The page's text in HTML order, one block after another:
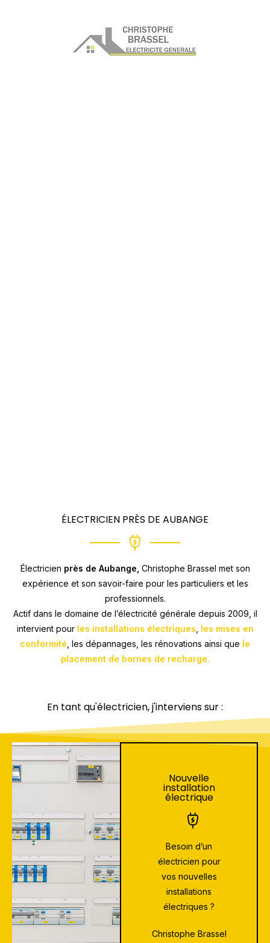
ÉLECTRICIEN PRÈS DE AUBANGE
Électricien près de Aubange, Christophe Brassel met son
expérience et son savoir-faire pour les particuliers et les
professionnels.
Actif dans le domaine de l’électricité générale depuis 2009, il
intervient pour les installations électriques les mises en
conformité , les dépannages, les rénovations ainsi que le
placement de bornes de recharge.
En tant qu'électricien, j'interviens sur :
Nouvelle
installation
électrique
Besoin d’un
électricien pour
vos nouvelles
installations
électriques ?
Christophe Brassel